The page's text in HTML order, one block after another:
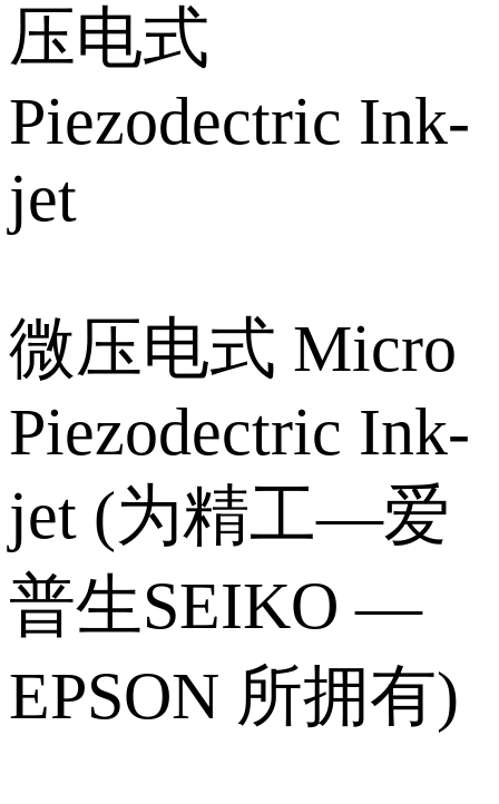
压电式
Piezodectric Ink-
jet
微压电式 Micro
Piezodectric Ink-
jet (为精工—爱
普生SEIKO —
EPSON 所拥有)